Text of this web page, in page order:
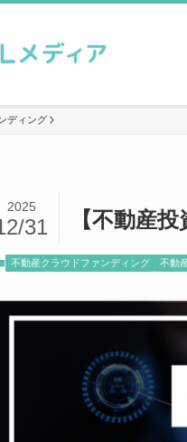
ディング
【不動産
2025
31
不動産クラウドファンディング 不動